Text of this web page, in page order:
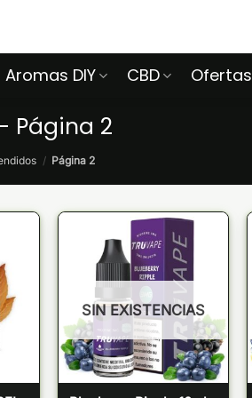
Aromas DIY CBD Ofertas
Página 2
/ Página 2
SIN EXISTENCIAS